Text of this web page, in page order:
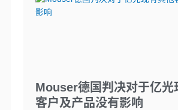
Mouser德国判决对于亿光
客户及产品没有影响